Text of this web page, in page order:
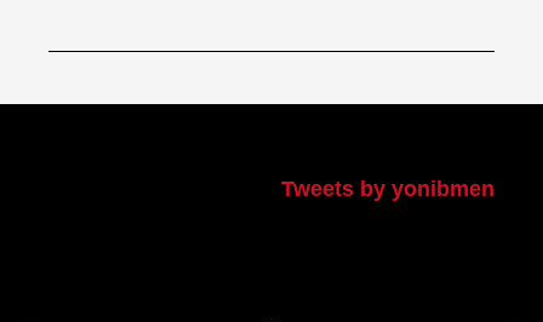
Tweets by yonibmen